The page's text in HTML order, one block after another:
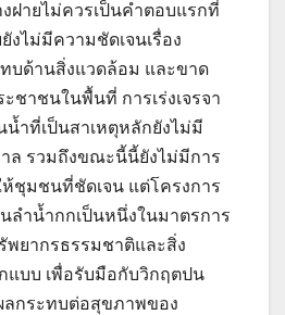
ฝายไม่ควรเป็นคำตอบแรกที่
งไม่มีความชัดเจนเรื่อง
บด้านสิ่งแวดล้อม และขาด
ชาชนในพื้นที่ การเร่งเจรจา
ำที่เป็นสาเหตุหลักยังไม่มี
ล รวมถึงขณะนี้นี้ยังไม่มีการ
ชุมชนที่ชัดเจน แต่โครงการ
ลำน้ำกกเป็นหนึ่งในมาตรการ
พยากรธรรมชาติและสิ่ง
แบบ เพื่อรับมือกับวิกฤตปน
ลกระทบต่อสุขภาพของ